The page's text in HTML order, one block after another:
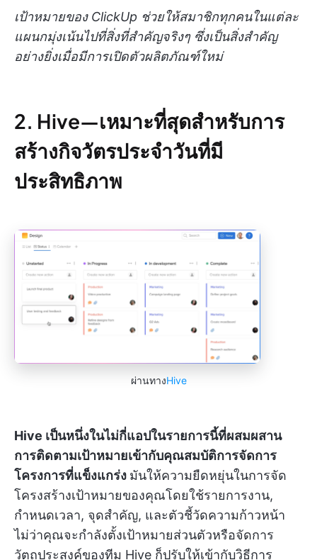
เป้าหมายของ ClickUp ช่วยให้สมาชิกทุกคนในแต่ละ
แผนกมุ่งเน้นไปที่สิ่งที่สำคัญจริงๆ ซึ่งเป็นสิ่งสำคัญ
อย่างยิ่งเมื่อมีการเปิดตัวผลิตภัณฑ์ใหม่
2. Hive—เหมาะที่สุดสำหรับการ
สร้างกิจวัตรประจำวันที่มี
ประสิทธิภาพ
ผ่านทางHive
Hive เป็นหนึ่งในไม่กี่แอปในรายการนี้ที่ผสมผสาน
การติดตามเป้าหมายเข้ากับคุณสมบัติการจัดการ
โครงการที่แข็งแกร่ง มันให้ความยืดหยุ่นในการจัด
โครงสร้างเป้าหมายของคุณโดยใช้รายการงาน,
กำหนดเวลา, จุดสำคัญ, และตัวชี้วัดความก้าวหน้า
ไม่ว่าคุณจะกำลังตั้งเป้าหมายส่วนตัวหรือจัดการ
วัตถุประสงค์ของทีม Hive ก็ปรับให้เข้ากับวิธีการ